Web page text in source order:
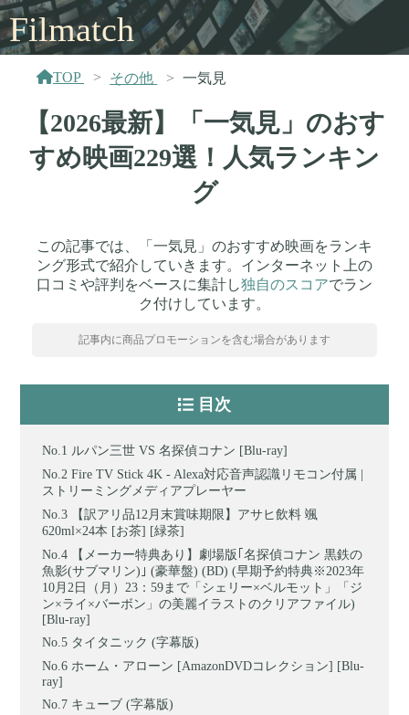
Filmatch
TOP その他 一気見
【2026最新】「一気見」のおす
すめ映画229選！人気ランキン
グ
この記事では、「一気見」のおすすめ映画をランキ
ング形式で紹介していきます。インターネット上の
口コミや評判をベースに集計し独自のスコアでラン
ク付けしています。
記事内に商品プロモーションを含む場合があります
目次
ルパン三世 VS 名探偵コナン [Blu-ray]
Fire TV Stick 4K - Alexa対応音声認識リモコン付属 |
ストリーミングメディアプレーヤー
【訳アリ品12月末賞味期限】アサヒ飲料 颯
620ml×24本 [お茶] [緑茶]
【メーカー特典あり】劇場版｢名探偵コナン 黒鉄の
魚影(サブマリン)｣ (豪華盤) (BD) (早期予約特典※2023年
10月2日（月）23：59まで「シェリー×ベルモット」「ジ
ン×ライ×バーボン」の美麗イラストのクリアファイル)
[Blu-ray]
タイタニック (字幕版)
ホーム・アローン [AmazonDVDコレクション] [Blu-
ray]
キューブ (字幕版)